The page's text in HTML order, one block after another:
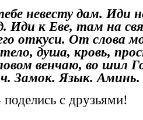
невесту дам. Иди
Иди к Еве, там на
откуси. От слова
душа, кровь,
венчаю, во шил
Замок. Язык. Аминь.
поделись с друзьями!